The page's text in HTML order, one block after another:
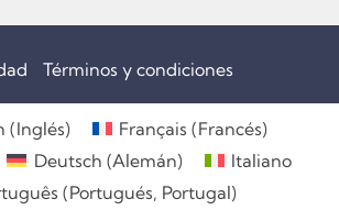
Términos y condiciones
(Inglés) Français (Francés)
Deutsch (Alemán)
Italiano
(Portugués, Portugal)